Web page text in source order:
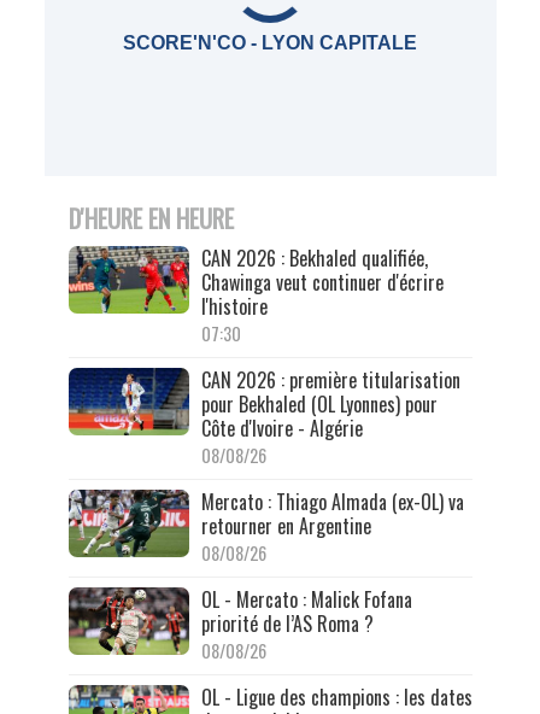
SCORE'N'CO - LYON CAPITALE
D'HEURE EN HEURE
CAN 2026 : Bekhaled qualifiée,
Chawinga veut continuer d'écrire
l'histoire
07:30
CAN 2026 : première titularisation
pour Bekhaled (OL Lyonnes) pour
Côte d'Ivoire - Algérie
08/08/26
Mercato : Thiago Almada (ex-OL) va
retourner en Argentine
08/08/26
OL - Mercato : Malick Fofana
priorité de l’AS Roma ?
08/08/26
OL - Ligue des champions : les dates